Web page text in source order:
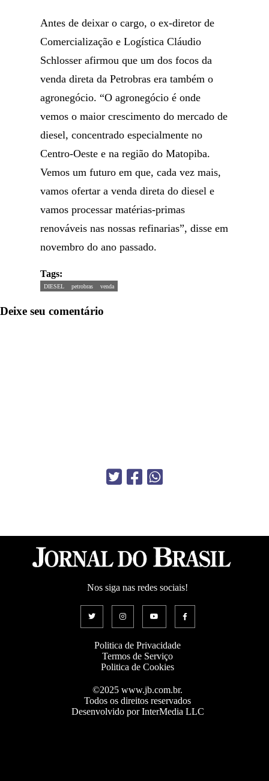
Antes de deixar o cargo, o ex-diretor de
Comercialização e Logística Cláudio
Schlosser afirmou que um dos focos da
venda direta da Petrobras era também o
agronegócio. “O agronegócio é onde
vemos o maior crescimento do mercado de
diesel, concentrado especialmente no
Centro-Oeste e na região do Matopiba.
Vemos um futuro em que, cada vez mais,
vamos ofertar a venda direta do diesel e
vamos processar matérias-primas
renováveis nas nossas refinarias”, disse em
novembro do ano passado.
Tags:
DIESEL petrobras venda
Deixe seu comentário
Nos siga nas redes sociais!
Politica de Privacidade
Termos de Serviço
Politica de Cookies
©2025 www.jb.com.br.
Todos os direitos reservados
Desenvolvido por InterMedia LLC